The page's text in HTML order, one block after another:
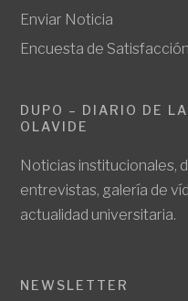
Enviar Noticia
Encuesta de Satisfacción
DUPO – DIARIO DE
OLAVIDE
Noticias institucionales,
entrevistas, galería de
actualidad universitaria.
NEWSLETTER